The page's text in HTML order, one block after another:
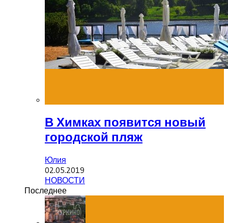
В Химках появится новый
городской пляж
Юлия
02.05.2019
НОВОСТИ
Последнее